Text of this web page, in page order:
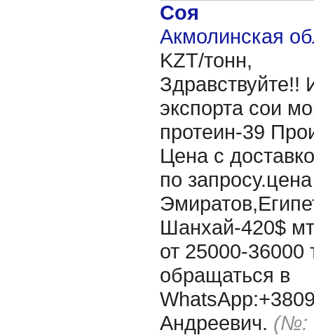
Соя
Акмолинская
KZT/тонн,
Здравствуйте!!
экспорта сои
протеин-39
Цена с
по
Шанхай-420$
от 25000-
обращаться в
Андреевич. (№: